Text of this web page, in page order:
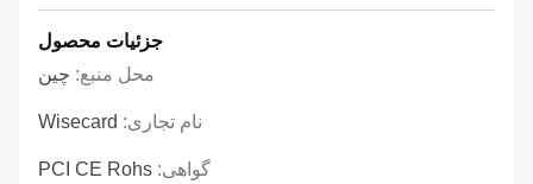
جزئیات محصول
محل منبع: چین
نام تجاری: Wisecard
گواهی: PCI CE Rohs